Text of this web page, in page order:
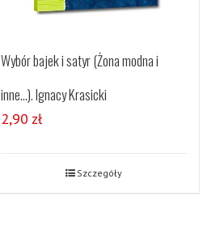
Wybór bajek i satyr (Żona modna i
inne…). Ignacy Krasicki
2,90 zł
Szczegóły